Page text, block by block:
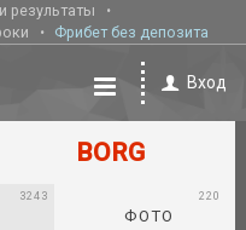
результаты
Фрибет без депозита
Вход
BORG
3243
ФОТО
220